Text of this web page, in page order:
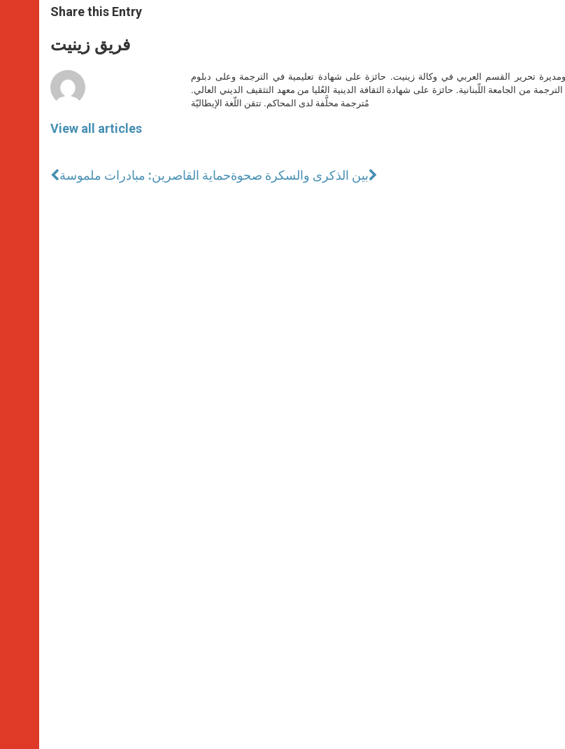
t
s
p
p
s
e
g
e
e
b
o
k
Share this Entry
فريق زينيت
View all articles
ومديرة تحرير القسم العربي في وكالة زينيت. حائزة على شهادة تعليمية في الترجمة وعلى دبلوم
من الجامعة اللّبنانية. حائزة على شهادة الثقافة الدينية العُليا من معهد التثقيف الديني العالي.
مُترجمة محلَّفة لدى المحاكم. تتقن اللّغة الإيطاليّة
حماية القاصرين: مبادرات ملموسةبين الذكرى والسكرة صحوة